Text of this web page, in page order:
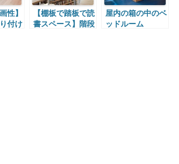
性】
付け
【棚板で踏板で読
書スペース】階段
屋内の箱の中のベ
ッドルーム